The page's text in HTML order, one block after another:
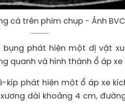
cá trên phim chụp - Ảnh
phát hiện một dị vật
quanh và hình thành ổ áp
kíp phát hiện một ổ áp xe
dài khoảng 4 cm,